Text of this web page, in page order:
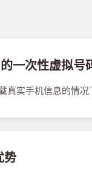
一次性虚拟号
真实手机信息的情
势